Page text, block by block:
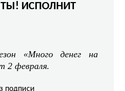
ИСПОЛНИТ
«Много денег на
2 февраля.